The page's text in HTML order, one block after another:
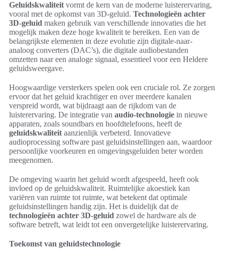
Geluidskwaliteit vormt de kern van de moderne luisterervaring,
vooral met de opkomst van 3D-geluid. Technologieën achter
3D-geluid maken gebruik van verschillende innovaties die het
mogelijk maken deze hoge kwaliteit te bereiken. Een van de
belangrijkste elementen in deze evolutie zijn digitale-naar-
analoog converters (DAC’s), die digitale audiobestanden
omzetten naar een analoge signaal, essentieel voor een Heldere
geluidsweergave.
Hoogwaardige versterkers spelen ook een cruciale rol. Ze zorgen
ervoor dat het geluid krachtiger en over meerdere kanalen
verspreid wordt, wat bijdraagt aan de rijkdom van de
luisterervaring. De integratie van audio-technologie in nieuwe
apparaten, zoals soundbars en hoofdtelefoons, heeft de
geluidskwaliteit aanzienlijk verbeterd. Innovatieve
audioprocessing software past geluidsinstellingen aan, waardoor
persoonlijke voorkeuren en omgevingsgeluiden beter worden
meegenomen.
De omgeving waarin het geluid wordt afgespeeld, heeft ook
invloed op de geluidskwaliteit. Ruimtelijke akoestiek kan
variëren van ruimte tot ruimte, wat betekent dat optimale
geluidsinstellingen handig zijn. Het is duidelijk dat de
technologieën achter 3D-geluid zowel de hardware als de
software betreft, wat leidt tot een onvergetelijke luisterervaring.
Toekomst van geluidstechnologie